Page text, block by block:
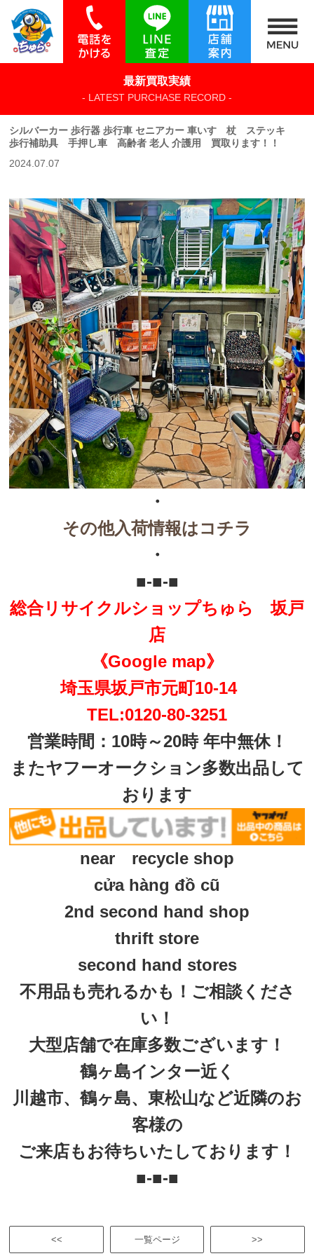
最新買取実績
- LATEST PURCHASE RECORD -
シルバーカー 歩行器 歩行車 セニアカー 車いす 杖 ステッキ
歩行補助具 手押し車 高齢者 老人 介護用 買取ります！！
2024.07.07
・
その他入荷情報はコチラ
・
■-■-■
総合リサイクルショップちゅら 坂戸
店
《Google map》
埼玉県坂戸市元町10-14
TEL:0120-80-3251
営業時間：10時～20時 年中無休！
またヤフーオークション多数出品して
おります
near recycle shop
cửa hàng đồ cũ
2nd second hand shop
thrift store
second hand stores
不用品も売れるかも！ご相談くださ
い！
大型店舗で在庫多数ございます！
鶴ヶ島インター近く
川越市、鶴ヶ島、東松山など近隣のお
客様の
ご来店もお待ちいたしております！
■-■-■
<< >>
一覧ページ